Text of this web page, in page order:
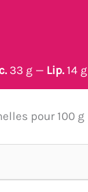
33 g — Lip.14 g
pour 100 g